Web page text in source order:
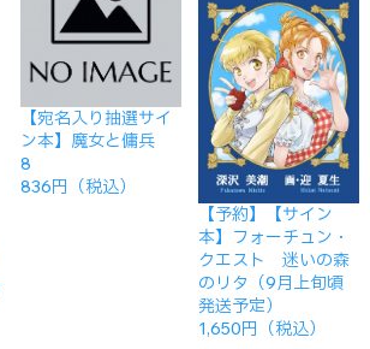
【宛名入り抽選サイ
ン本】魔女と傭兵
8
836円（税込）
【予約】【サイン
本】フォーチュン・
クエスト 迷いの森
のリタ（9月上旬頃
発送予定）
1,650円（税込）